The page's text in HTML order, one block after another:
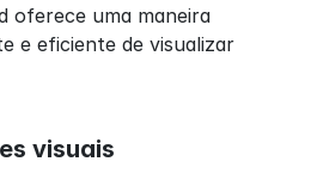
oferece uma maneira
e eficiente de visualizar
visuais